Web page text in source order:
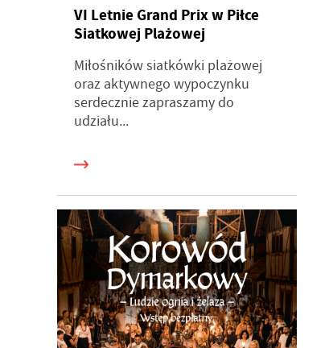
VI Letnie Grand Prix w Piłce
Siatkowej Plażowej
Miłośników siatkówki plażowej
oraz aktywnego wypoczynku
serdecznie zapraszamy do
udziału...